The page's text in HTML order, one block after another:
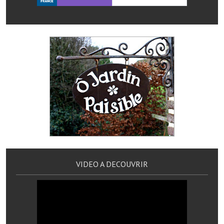
Fêtes et manifestations
Le calendrier annuel
Liste et coordonnées des associations
TOURISME, PATRIMOINE
Les panneaux du patrimoine
VIDEO A DECOUVRIR